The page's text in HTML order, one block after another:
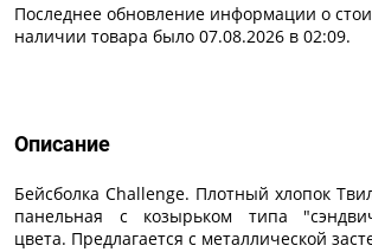
Последнее обновление информации о
наличии товара было 07.08.2026 в 02:09.
Описание
Бейсболка Challenge. Плотный хлопок
панельная с козырьком типа
цвета. Предлагается с металлической